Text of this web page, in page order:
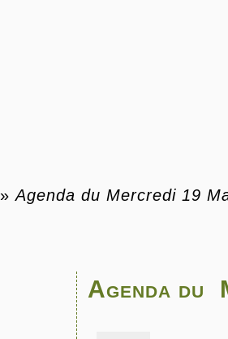
»Agenda du Mercredi 19
Agenda du